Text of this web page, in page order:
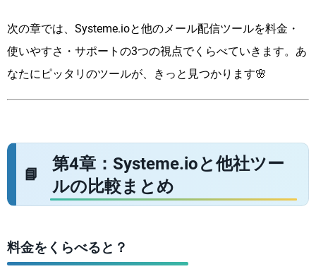
次の章では、Systeme.ioと他のメール配信ツールを料金・
使いやすさ・サポートの3つの視点でくらべていきます。あ
なたにピッタリのツールが、きっと見つかります🌸
第4章：Systeme.ioと他社ツー
ルの比較まとめ
料金をくらべると？